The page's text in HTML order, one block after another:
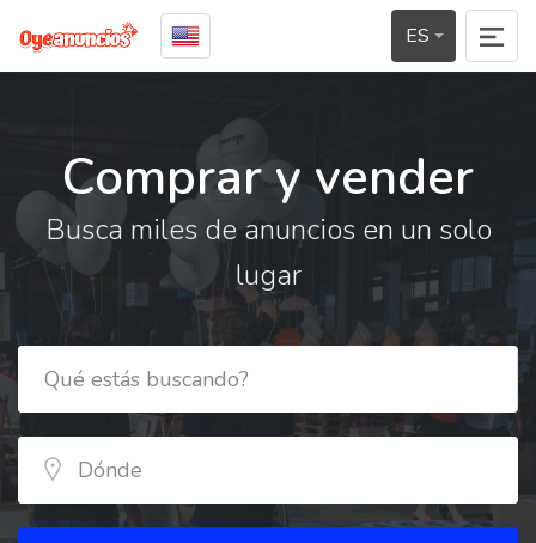
ES
Comprar y vender
Busca miles de anuncios en un solo
lugar